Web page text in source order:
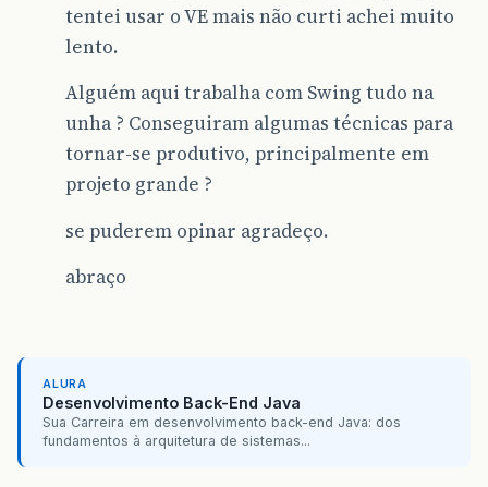
tentei usar o VE mais não curti achei muito
lento.
Alguém aqui trabalha com Swing tudo na
unha ? Conseguiram algumas técnicas para
tornar-se produtivo, principalmente em
projeto grande ?
se puderem opinar agradeço.
abraço
ALURA
Desenvolvimento Back-End Java
Sua Carreira em desenvolvimento back-end Java: dos
fundamentos à arquitetura de sistemas...